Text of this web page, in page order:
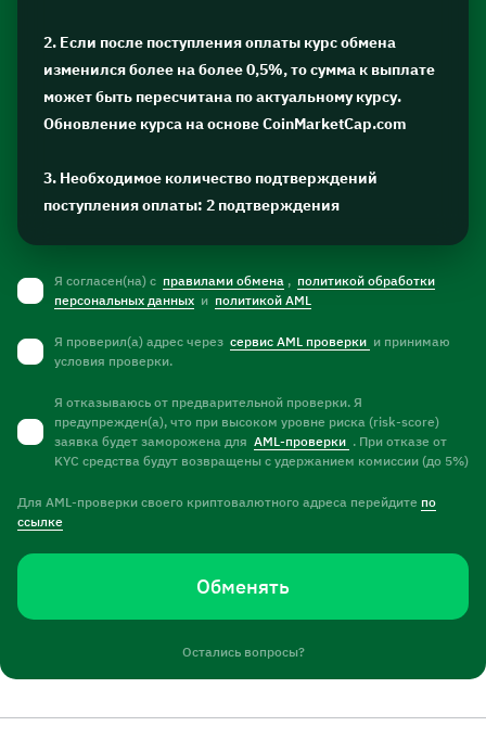
2. Если после поступления оплаты курс обмена
изменился более на более 0,5%, то сумма к выплате
может быть пересчитана по актуальному курсу.
Обновление курса на основе CoinMarketCap.com
3. Необходимое количество подтверждений
поступления оплаты: 2 подтверждения
Я согласен(на) с правилами обмена , политикой обработки
персональных данных и политикой AML
Я проверил(а) адрес через сервис AML проверки и принимаю
условия проверки.
Я отказываюсь от предварительной проверки. Я
предупрежден(а), что при высоком уровне риска (risk-score)
заявка будет заморожена для AML-проверки . При отказе от
KYC средства будут возвращены с удержанием комиссии (до 5%)
Для AML-проверки своего криптовалютного адреса перейдите по
ссылке
Обменять
Остались вопросы?